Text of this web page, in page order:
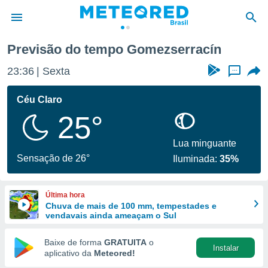
da
fornecidas
a este
das
e
forma
digital
Previsão do tempo Gomezserracín
23:36 Sexta ...
Céu Claro
25°
Sensação de 26°
Lua minguante
Iluminada:35%
Última hora
Chuva de mais de 100 mm, tempestades e
vendavais ainda ameaçam o Sul
Baixe de forma GRATUITA o
aplicativo da Meteored!
Instalar